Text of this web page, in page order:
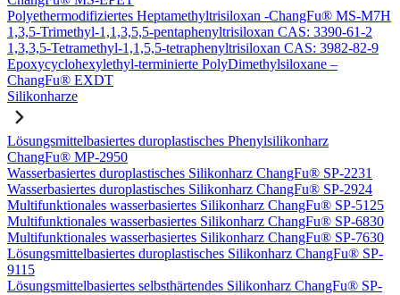
Polyethermodifiziertes Heptamethyltrisiloxan -ChangFu® MS-M7H
1,3,5-Trimethyl-1,1,3,5,5-pentaphenyltrisiloxan CAS: 3390-61-2
1,3,3,5-Tetramethyl-1,1,5,5-tetraphenyltrisiloxan CAS: 3982-82-9
Epoxycyclohexylethyl-terminierte PolyDimethylsiloxane –
ChangFu® EXDT
Silikonharze
Lösungsmittelbasiertes duroplastisches Phenylsilikonharz
ChangFu® MP-2950
Wasserbasiertes duroplastisches Silikonharz ChangFu® SP-2231
Wasserbasiertes duroplastisches Silikonharz ChangFu® SP-2924
Multifunktionales wasserbasiertes Silikonharz ChangFu® SP-5125
Multifunktionales wasserbasiertes Silikonharz ChangFu® SP-6830
Multifunktionales wasserbasiertes Silikonharz ChangFu® SP-7630
Lösungsmittelbasiertes duroplastisches Silikonharz ChangFu® SP-
9115
Lösungsmittelbasiertes selbsthärtendes Silikonharz ChangFu® SP-